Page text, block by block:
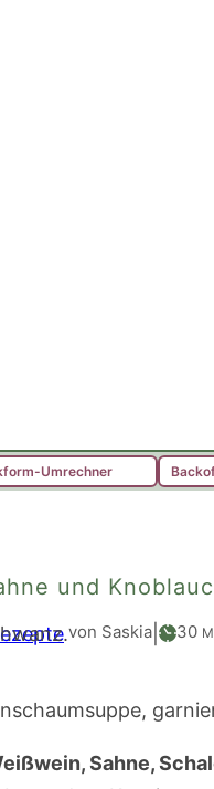
Umrechner
und
von Saskia 30
Sahne,